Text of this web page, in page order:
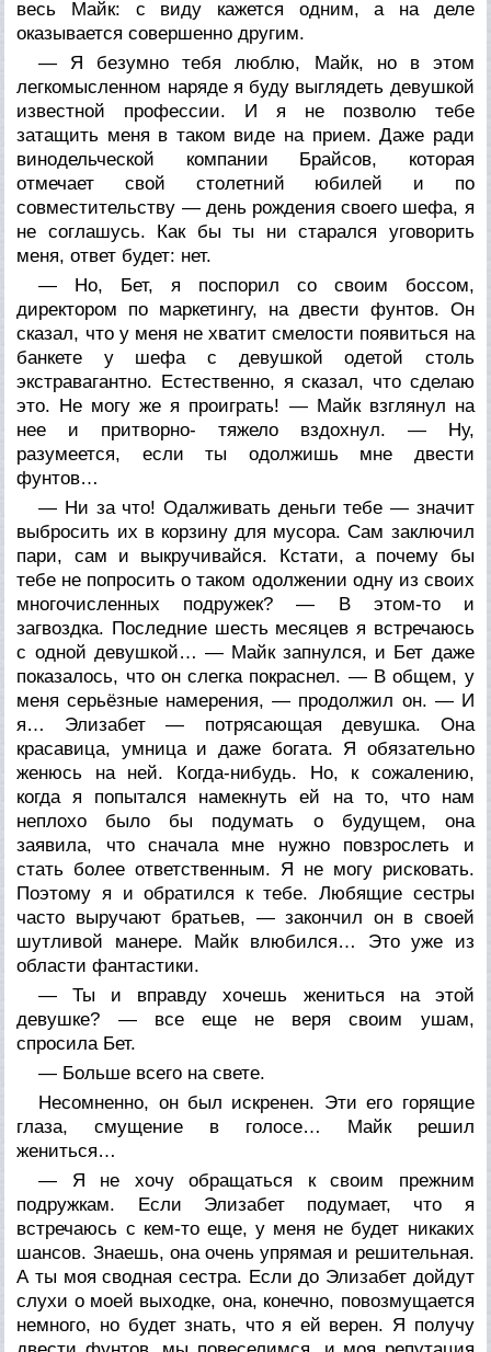
весь Майк: с виду кажется одним, а на деле
оказывается совершенно другим.
— Я безумно тебя люблю, Майк, но в этом
легкомысленном наряде я буду выглядеть девушкой
известной профессии. И я не позволю тебе
затащить меня в таком виде на прием. Даже ради
винодельческой компании Брайсов, которая
отмечает свой столетний юбилей и по
совместительству — день рождения своего шефа, я
не соглашусь. Как бы ты ни старался уговорить
меня, ответ будет: нет.
— Но, Бет, я поспорил со своим боссом,
директором по маркетингу, на двести фунтов. Он
сказал, что у меня не хватит смелости появиться на
банкете у шефа с девушкой одетой столь
экстравагантно. Естественно, я сказал, что сделаю
это. Не могу же я проиграть! — Майк взглянул на
нее и притворно- тяжело вздохнул. — Ну,
разумеется, если ты одолжишь мне двести
фунтов…
— Ни за что! Одалживать деньги тебе — значит
выбросить их в корзину для мусора. Сам заключил
пари, сам и выкручивайся. Кстати, а почему бы
тебе не попросить о таком одолжении одну из своих
многочисленных подружек? — В этом-то и
загвоздка. Последние шесть месяцев я встречаюсь
с одной девушкой… — Майк запнулся, и Бет даже
показалось, что он слегка покраснел. — В общем, у
меня серьёзные намерения, — продолжил он. — И
я… Элизабет — потрясающая девушка. Она
красавица, умница и даже богата. Я обязательно
женюсь на ней. Когда-нибудь. Но, к сожалению,
когда я попытался намекнуть ей на то, что нам
неплохо было бы подумать о будущем, она
заявила, что сначала мне нужно повзрослеть и
стать более ответственным. Я не могу рисковать.
Поэтому я и обратился к тебе. Любящие сестры
часто выручают братьев, — закончил он в своей
шутливой манере. Майк влюбился… Это уже из
области фантастики.
— Ты и вправду хочешь жениться на этой
девушке? — все еще не веря своим ушам,
спросила Бет.
— Больше всего на свете.
Несомненно, он был искренен. Эти его горящие
глаза, смущение в голосе… Майк решил
жениться…
— Я не хочу обращаться к своим прежним
подружкам. Если Элизабет подумает, что я
встречаюсь с кем-то еще, у меня не будет никаких
шансов. Знаешь, она очень упрямая и решительная.
А ты моя сводная сестра. Если до Элизабет дойдут
слухи о моей выходке, она, конечно, повозмущается
немного, но будет знать, что я ей верен. Я получу